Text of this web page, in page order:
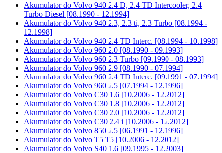
Akumulator do Volvo 940 2.4 D, 2.4 TD Intercooler, 2.4
Turbo Diesel [08.1990 - 12.1994]
Akumulator do Volvo 940 2.3, 2.3 ti, 2.3 Turbo [08.1994 -
12.1998]
Akumulator do Volvo 940 2.4 TD Interc. [08.1994 - 10.1998]
Akumulator do Volvo 960 2.0 [08.1990 - 09.1993]
Akumulator do Volvo 960 2.3 Turbo [09.1990 - 08.1993]
Akumulator do Volvo 960 2.9 [08.1990 - 07.1994]
Akumulator do Volvo 960 2.4 TD Interc. [09.1991 - 07.1994]
Akumulator do Volvo 960 2.5 [07.1994 - 12.1996]
Akumulator do Volvo C30 1.6 [10.2006 - 12.2012]
Akumulator do Volvo C30 1.8 [10.2006 - 12.2012]
Akumulator do Volvo C30 2.0 [10.2006 - 12.2012]
Akumulator do Volvo C30 2.4 i [10.2006 - 12.2012]
Akumulator do Volvo 850 2.5 [06.1991 - 12.1996]
Akumulator do Volvo T5 T5 [10.2006 - 12.2012]
Akumulator do Volvo S40 1.6 [09.1995 - 12.2003]